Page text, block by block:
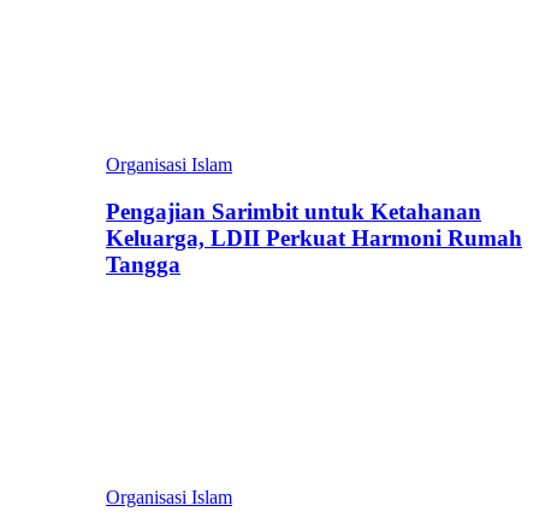
Organisasi Islam
Pengajian Sarimbit untuk Ketahanan
Keluarga, LDII Perkuat Harmoni Rumah
Tangga
Organisasi Islam